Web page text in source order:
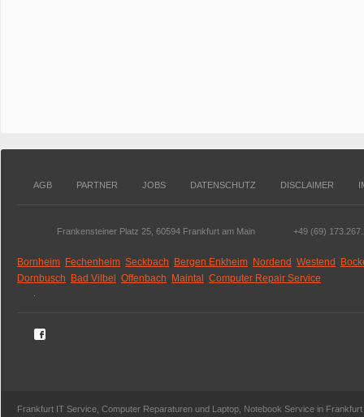
AGB PARTNER JOBS DATENSCHUTZ DISCLAIMER
Frankensteiner Platz 25, 60594 Frankfurt am Main +49 (69)
Bornheim Fechenheim Seckbach Bergen Enkheim Nordend Westend
Dornbusch
Bad Vilbel Offenbach Maintal Computer Repair Service
Frankfurt IT Service, Computer Reparaturen und Laptop, Notebook Service in